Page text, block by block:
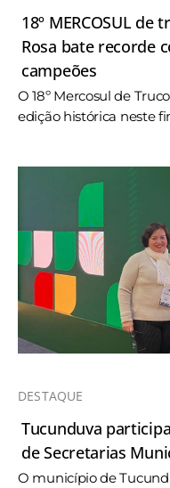
18º MERCOSUL
Rosa bate recorde
campeões
O 18º Mercosul de
edição histórica neste
DESTAQUE
Tucunduva
de Secretarias
O município de